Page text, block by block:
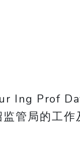
Ing Prof
管局的工作